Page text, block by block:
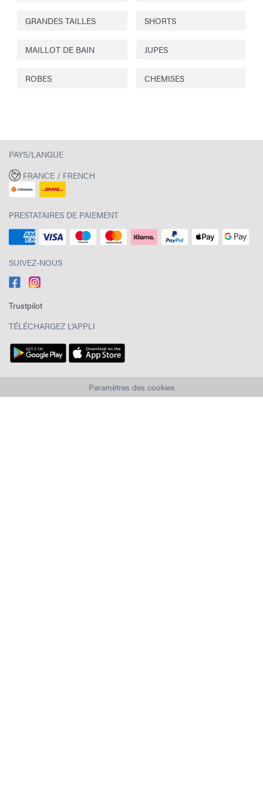
GRANDES TAILLES SHORTS
MAILLOT DE BAIN JUPES
ROBES CHEMISES
PAYS/LANGUE
FRANCE / FRENCH
PRESTATAIRES DE PAIEMENT
SUIVEZ-NOUS
Trustpilot
TÉLÉCHARGEZ L'APPLI
Paramètres des cookies